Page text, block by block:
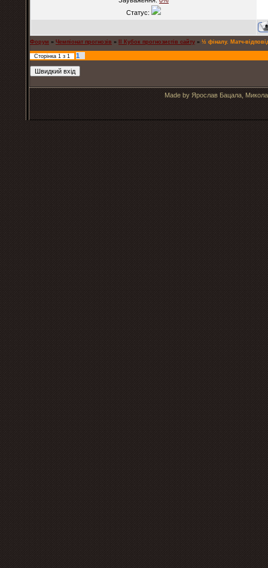
Статус:
Форум » Чемпіонат прогнозів » ІІ Кубок прогнозистів сайту » ½ фіналу. Матч-
Сторінка 1 з 1 1
Made by Ярослав Бацала,